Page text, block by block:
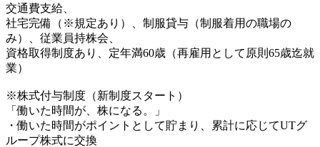
交通費支給、
社宅完備（※規定あり）、制服貸与（制服着用の職場の
み）、従業員持株会、
資格取得制度あり、定年満60歳（再雇用として原則65歳迄就
業）
※株式付与制度（新制度スタート）
「働いた時間が、株になる。」
・働いた時間がポイントとして貯まり、累計に応じてUTグ
ループ株式に交換